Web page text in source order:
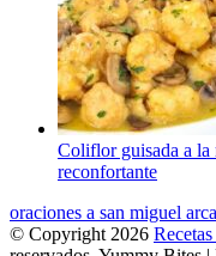
Coliflor guisada a la
reconfortante
oraciones a san miguel
© Copyright 2026